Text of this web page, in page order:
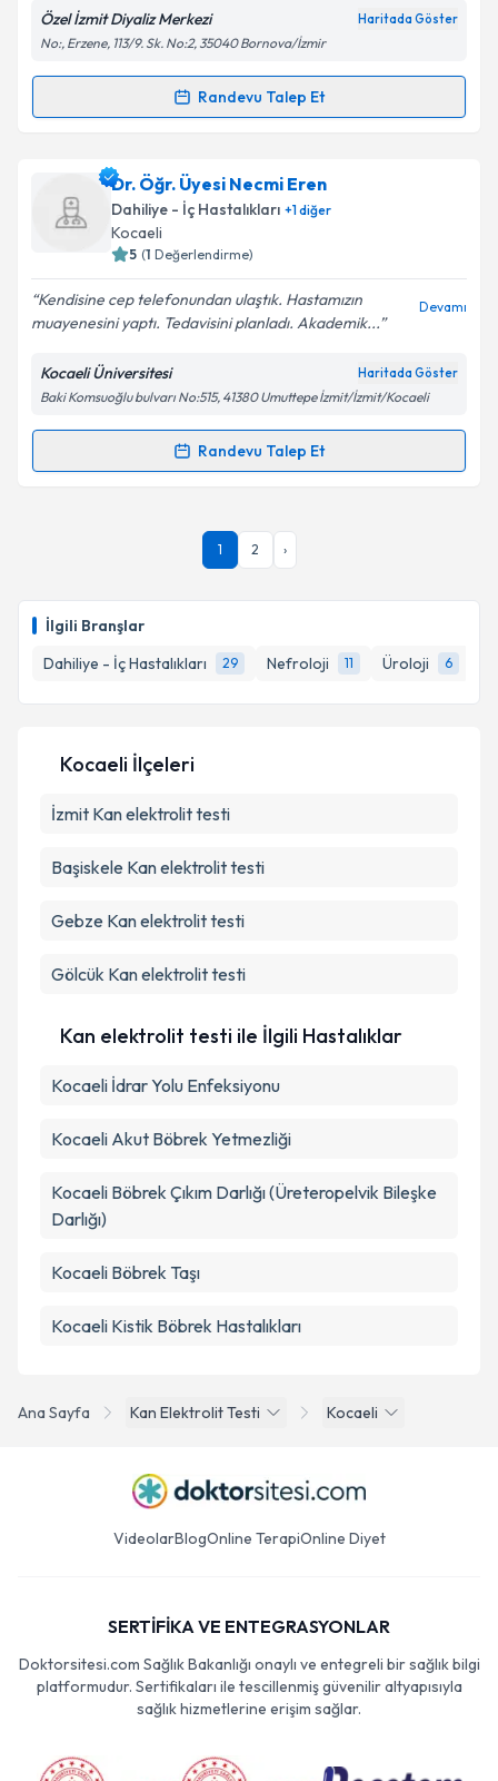
İlgili Branşlar
Dahiliye - İç Hastalıkları
29 Nefroloji 11 Üroloji 6
Kişisel verilerimin işlenmesine ilişkin
Metni'ni okudum ve kişisel verilerimin belirtilen
Takvim Talebini Gönder
Özel İzmit Diyaliz Merkezi Haritada Göster
No:, Erzene, 113/9. Sk. No:2, 35040 Bornova/İzmir
Randevu Talep Et
Randevu Takvimi Talebi
Dr. Akif Eran için randevu takvimi talebi oluşturun.
Size bu uzmandan randevu almanız için bir takvim
hazırlandığında e-posta ile bilgilendireceğiz.
Kişisel verilerimin işlenmesine ilişkin
Aydınlatma
Metni'ni okudum ve kişisel verilerimin belirtilen
kapsamda işlenmesini kabul ediyorum.
Dr. Öğr. Üyesi Necmi Eren
Dahiliye - İç Hastalıkları +1diğer
Kocaeli
5 (1 Değerlendirme)
Kendisine cep telefonundan ulaştık. Hastamızın
muayenesini yaptı. Tedavisini planladı. Akademik...
Devamı
Kocaeli Üniversitesi Haritada Göster
Baki Komsuoğlu bulvarı No:515, 41380 Umuttepe İzmit/İzmit/Kocaeli
Randevu Talep Et
Randevu Takvimi Talebi
Dr. Öğr. Üyesi Necmi Eren için randevu takvimi
talebi oluşturun. Size bu uzmandan randevu almanız
bilgilendireceğiz.
Kişisel verilerimin işlenmesine ilişkin
Metni'ni okudum ve kişisel verilerimin belirtilen
Takvim Talebini Gönder
1 2 ›
Ana Sayfa Kan Elektrolit Testi Kocaeli
Kocaeli İlçeleri
İzmit Kan elektrolit testi
Başiskele Kan elektrolit testi
Gebze Kan elektrolit testi
Gölcük Kan elektrolit testi
Kan elektrolit testi ile İlgili Hastalıklar
Kocaeli İdrar Yolu Enfeksiyonu
Kocaeli Akut Böbrek Yetmezliği
Kocaeli Böbrek Çıkım Darlığı (Üreteropelvik Bileşke
Darlığı)
Kocaeli Böbrek Taşı
Kocaeli Kistik Böbrek Hastalıkları
VideolarBlogOnline TerapiOnline Diyet
SERTİFİKA VE ENTEGRASYONLAR
Doktorsitesi.com Sağlık Bakanlığı onaylı ve entegreli bir sağlık bilgi
platformudur. Sertifikaları ile tescillenmiş güvenilir altyapısıyla
sağlık hizmetlerine erişim sağlar.